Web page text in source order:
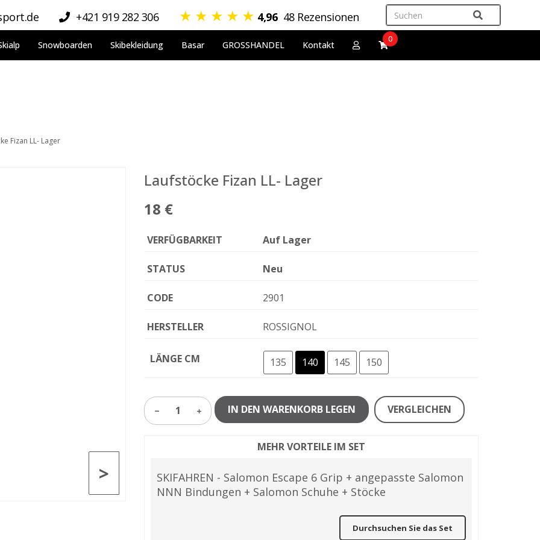
+421 919 282 306 ★ ★ ★ ★ ★ 4,96 48 Rezensionen
Snowboarden Skibekleidung Basar GROSSHANDEL Kontakt
0
Fizan LL- Lager
>
Laufstöcke Fizan LL- Lager
18 €
VERFÜGBARKEIT Auf Lager
STATUS Neu
CODE 2901
HERSTELLER ROSSIGNOL
LÄNGE CM 135 140 145 150
1 IN DEN WARENKORB LEGEN VERGLEICHEN
MEHR VORTEILE IM SET
SKIFAHREN - Salomon Escape 6 Grip + angepasste Salomon
NNN Bindungen + Salomon Schuhe + Stöcke
Durchsuchen Sie das Set